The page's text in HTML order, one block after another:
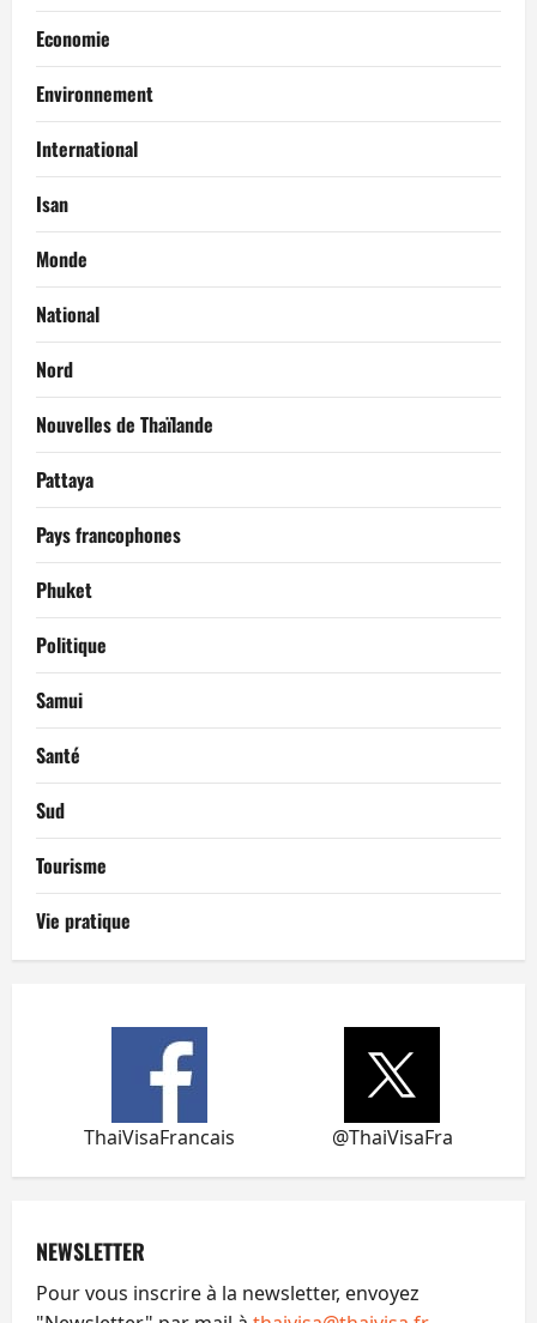
Economie
Environnement
International
Isan
Monde
National
Nord
Nouvelles de Thaïlande
Pattaya
Pays francophones
Phuket
Politique
Samui
Santé
Sud
Tourisme
Vie pratique
ThaiVisaFrancais @ThaiVisaFra
NEWSLETTER
Pour vous inscrire à la newsletter, envoyez